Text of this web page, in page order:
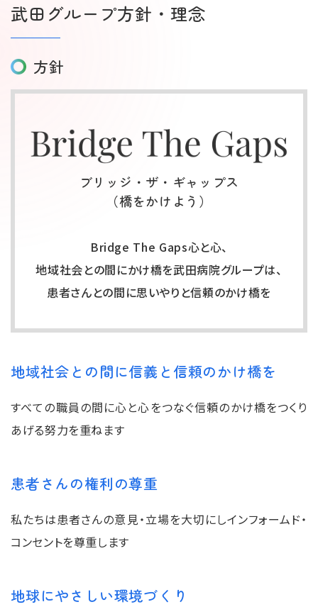
武田グループ方針・理念
方針
ブリッジ・ザ・ギャップス
（橋をかけよう）
Bridge The Gaps⼼と⼼、
地域社会との間にかけ橋を武⽥病院グループは、
患者さんとの間に思いやりと信頼のかけ橋を
地域社会との間に信義と信頼のかけ橋を
すべての職員の間に⼼と⼼をつなぐ信頼のかけ橋をつくり
あげる努⼒を重ねます
患者さんの権利の尊重
私たちは患者さんの意⾒・⽴場を⼤切にしインフォームド・
コンセントを尊重します
地球にやさしい環境づくり